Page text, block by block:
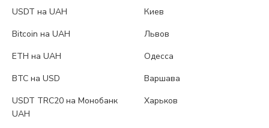
USDT на UAH
Bitcoin на UAH
ETH на UAH
BTC на USD
USDT TRC20 на Монобанк
UAH
Киев
Львов
Одесса
Варшава
Харьков